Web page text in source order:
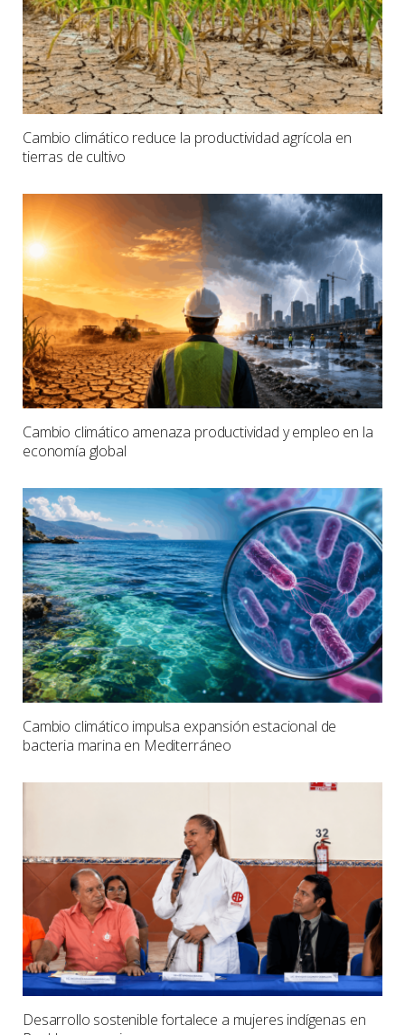
Cambio climático reduce la productividad agrícola en
tierras de cultivo
Cambio climático amenaza productividad y empleo en la
economía global
Cambio climático impulsa expansión estacional de
bacteria marina en Mediterráneo
Desarrollo sostenible fortalece a mujeres indígenas en